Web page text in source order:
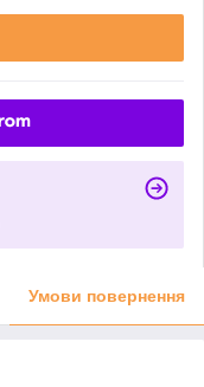
Умови повернення